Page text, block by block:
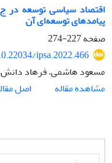
اقتصاد سیاسی توسعه در
پیامدهای توسعه‌ای آن
صفحه227-274
ipsa.2022.466
مسعود هاشمی، فرهاد دانش
مشاهده مقاله
اصل